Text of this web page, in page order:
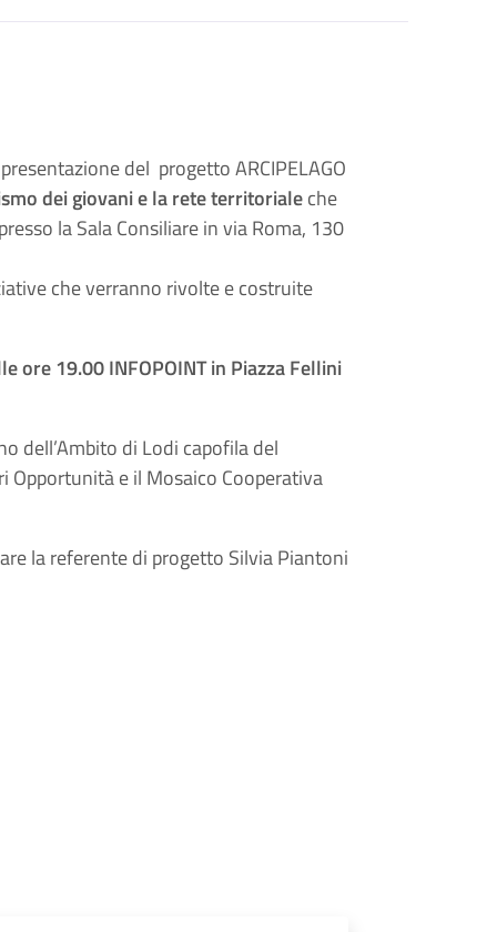
del progetto ARCIPELAGO
deigiovani e la rete territorialeche
la Sala Consiliare in via Roma, 130
che verranno rivolte e costruite
ore 19.00 INFOPOINT in Piazza Fellini
dell’Ambito di Lodi capofila del
Opportunità e il Mosaico Cooperativa
la referente di progetto Silvia Piantoni